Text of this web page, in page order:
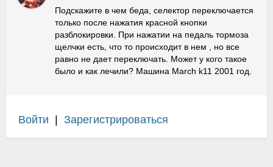
Подскажите в чем беда, селектор переключается
только после нажатия красной кнопки
разблокировки. При нажатии на педаль тормоза
щелчки есть, что то происходит в нем , но все
равно не дает переключать. Может у кого такое
было и как лечили? Машина March k11 2001 год.
Войти Зарегистрироваться